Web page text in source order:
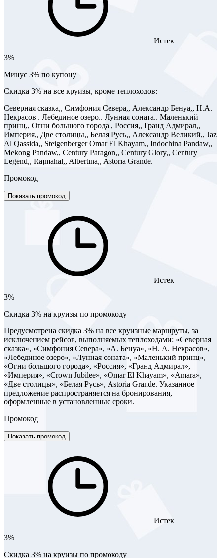
Истек
3%
Минус 3% по купону
Скидка 3% на все круизы, кроме теплоходов:
Северная сказка,, Симфония Севера,, Александр Бенуа,, Н.А.
Некрасов,, Лебединое озеро,, Лунная соната,, Маленький
принц,, Огни большого города,, Россия,, Гранд Адмирал,,
Империя,, Две столицы,, Белая Русь,, Александр Великий,, Jaz
Al Qassida,, Steigenberger Omar El Khayam,, Indochina Pandaw,,
Mekong Pandaw,, Century Paragon,, Century Glory,, Century
Legend,, Rajmahal,, Albertina,, Astoria Grande.
Промокод
Показать промокод
Истек
3%
Скидка 3% на круизы по промокоду
Предусмотрена скидка 3% на все круизные маршруты, за
исключением рейсов, выполняемых теплоходами: «Северная
сказка», «Симфония Севера», «А. Бенуа», «Н. А. Некрасов»,
«Лебединое озеро», «Лунная соната», «Маленький принц»,
«Огни большого города», «Россия», «Гранд Адмирал»,
«Империя», «Crown Jubilee», «Omar El Khayam», «Amara»,
«Две столицы», «Белая Русь», Astoria Grande. Указанное
предложение распространяется на бронирования,
оформленные в установленные сроки.
Промокод
Показать промокод
Истек
3%
Скидка 3% на круизы по промокоду